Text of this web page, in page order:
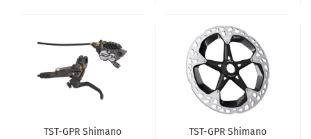
TST-GPR Shimano
TST-GPR Shimano